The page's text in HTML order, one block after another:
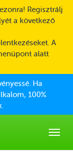
Regisztrálj
a következő
A
alatt
Ha
100%